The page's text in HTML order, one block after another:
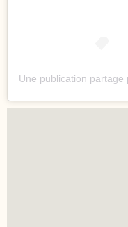
Une publication partage